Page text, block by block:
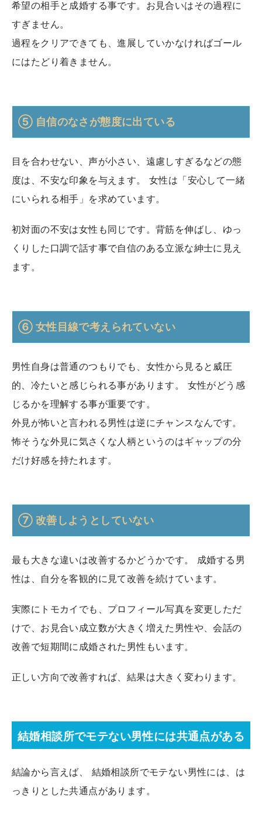
希望の相手と成婚する事です。お見合いはその過程に
すぎません。
過程をクリアできても、進展していかなければゴール
にはたどり着きません。
⑤ 自信のなさが態度に出ている
目を合わせない、声が小さい、遠慮しすぎるなどの態
度は、不安な印象を与えます。 女性は「安心して一緒
にいられる相手」を求めています。
初対面の不安は女性も同じです。背筋を伸ばし、ゆっ
くりした口調で話す事で自信のある立派な紳士に見え
ます。
⑥ 女性目線で考えられていない
男性自身は普通のつもりでも、女性から見ると威圧
的、冷たいと感じられる事があります。 女性がどう感
じるかを理解する事が重要です。
外見が怖いと言われる男性は逆にチャンスなんです。
怖そうな外見に気さくな人柄というのはギャップの分
だけ好感を持たれます。
⑦ 改善しようとしていない
最も大きな違いは改善するかどうかです。 成婚する男
性は、自分を客観的に見て改善を続けています。
実際にトモカイでも、プロフィール写真を変更しただ
けで、お見合い成立数が大きく増えた男性や、会話の
改善で短期間に成婚された男性もいます。
正しい方向で改善すれば、結果は大きく変わります。
結婚相談所でモテない男性には共通点がある
結論から言えば、 結婚相談所でモテない男性には、は
っきりとした共通点があります。